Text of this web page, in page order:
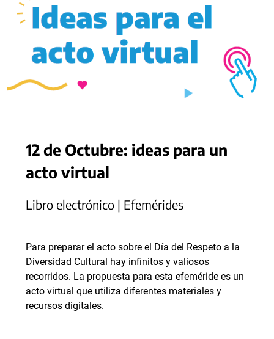
12 de Octubre: ideas para un
acto virtual
Libro electrónico | Efemérides
Para preparar el acto sobre el Día del Respeto a la
Diversidad Cultural hay infinitos y valiosos
recorridos. La propuesta para esta efeméride es un
acto virtual que utiliza diferentes materiales y
recursos digitales.